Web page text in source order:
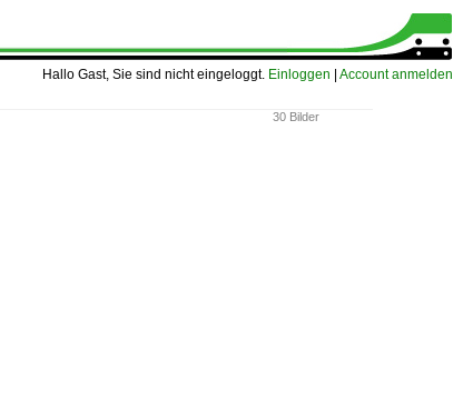
Hallo Gast, Sie sind nicht eingeloggt. Einloggen Account anmelden
30 Bilder